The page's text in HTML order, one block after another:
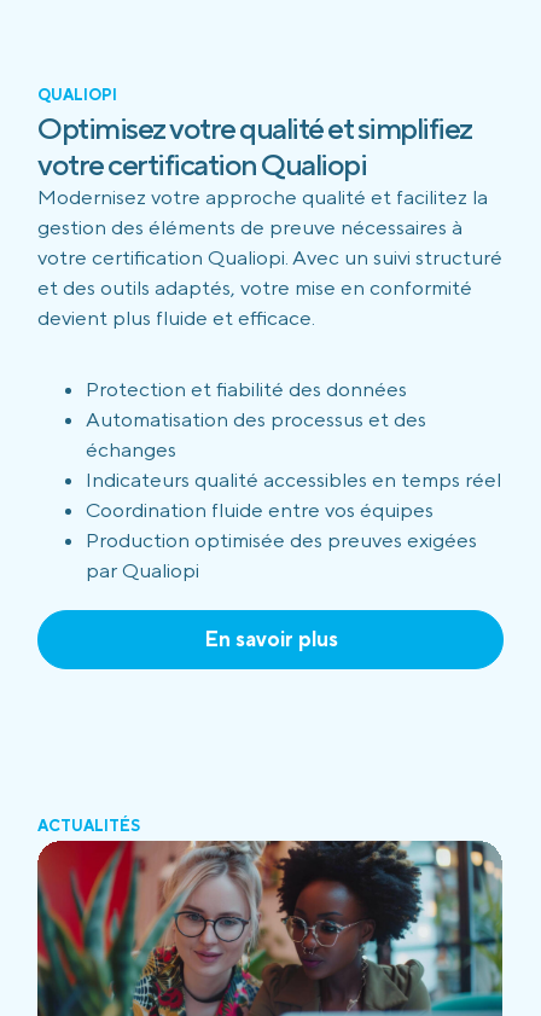
QUALIOPI
Optimisez votre qualité et simplifiez
votre certification Qualiopi
Modernisez votre approche qualité et facilitez la
gestion des éléments de preuve nécessaires à
votre certification Qualiopi. Avec un suivi structuré
et des outils adaptés, votre mise en conformité
devient plus fluide et efficace.
Protection et fiabilité des données
Automatisation des processus et des
échanges
Indicateurs qualité accessibles en temps réel
Coordination fluide entre vos équipes
Production optimisée des preuves exigées
par Qualiopi
En savoir plus
ACTUALITÉS